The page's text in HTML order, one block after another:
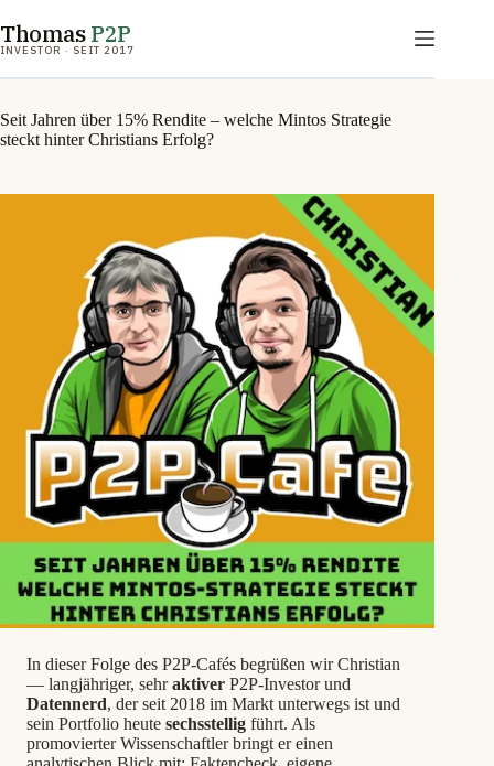
Inhalt
springen
ThomasP2P
INVESTOR · SEIT 2017
Seit Jahren über 15% Rendite – welche Mintos Strategie
steckt hinter Christians Erfolg?
In dieser Folge des P2P‑Cafés begrüßen wir Christian
— langjähriger, sehraktiver P2P‑Investor und
Datennerd, der seit 2018 im Markt unterwegs ist und
sein Portfolio heute sechsstellig führt. Als
promovierter Wissenschaftler bringt er einen